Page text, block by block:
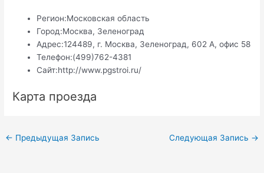
Регион:Московская область
Город:Москва, Зеленоград
Адрес:124489, г. Москва, Зеленоград, 602 А, офис 58
Телефон:(499)762-4381
Сайт:http://www.pgstroi.ru/
Карта проезда
Навигация
← Предыдущая Запись Следующая Запись →